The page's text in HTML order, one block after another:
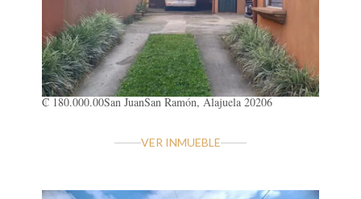
₡ 180.000.00San JuanSan Ramón, Alajuela 20206
VER INMUEBLE